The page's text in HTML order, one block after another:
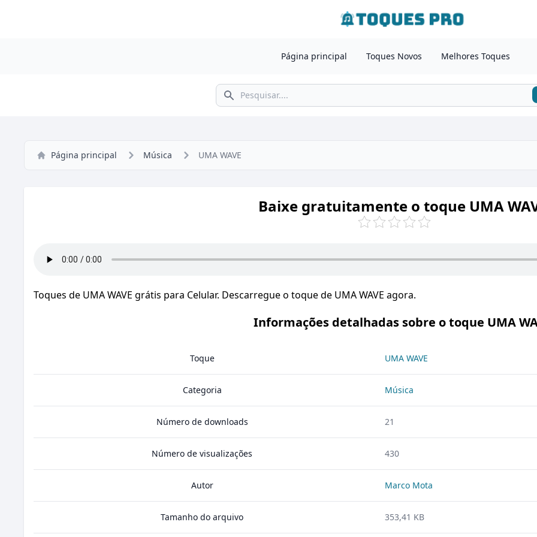
Página principal Toques Novos Melhores Toques
Pesquisar
Página principal Música UMA WAVE
Baixe gratuitamente o toque UMA
Toques de UMA WAVE grátis para Celular. Descarregue o toque de UMA WAVE agora.
Informações detalhadas sobre o toque UMA
Toque UMA WAVE
Categoria Música
Número de downloads 21
Número de visualizações 430
Autor Marco Mota
Tamanho do arquivo 353,41 KB